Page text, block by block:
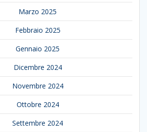
Marzo 2025
Febbraio 2025
Gennaio 2025
Dicembre 2024
Novembre 2024
Ottobre 2024
Settembre 2024